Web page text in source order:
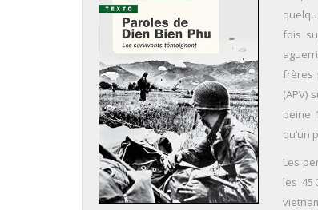
fois
frères
(APV)
peine
qu’un
Les
les 45